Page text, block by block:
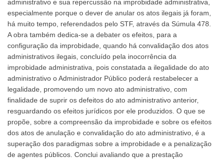
administrativo e sua repercussão na improbidade administrativa,
especialmente porque o dever de anular os atos ilegais já foram,
há muito tempo, referendados pelo STF, através da Súmula 478.
A obra também dedica-se a debater os efeitos, para a
configuração da improbidade, quando há convalidação dos atos
administrativos ilegais, concluído pela inocorrência da
improbidade administrativa, pois constatada a ilegalidade do ato
administrativo o Administrador Público poderá restabelecer a
legalidade, promovendo um novo ato administrativo, com
finalidade de suprir os defeitos do ato administrativo anterior,
resguardando os efeitos jurídicos por ele produzidos. O que se
propõe, sobre a compreensão da improbidade e sobre os efeitos
dos atos de anulação e convalidação do ato administrativo, é a
superação dos paradigmas sobre a improbidade e a penalização
de agentes públicos. Conclui avaliando que a prestação